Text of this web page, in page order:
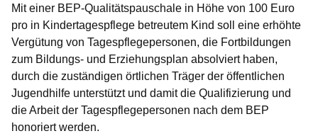
Mit einer BEP-Qualitätspauschale in Höhe von 100 Euro
pro in Kindertagespflege betreutem Kind soll eine erhöhte
Vergütung von Tagespflegepersonen, die Fortbildungen
zum Bildungs- und Erziehungsplan absolviert haben,
durch die zuständigen örtlichen Träger der öffentlichen
Jugendhilfe unterstützt und damit die Qualifizierung und
die Arbeit der Tagespflegepersonen nach dem BEP
honoriert werden.